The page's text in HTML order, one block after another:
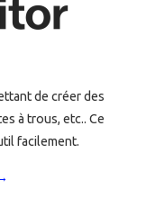
de créer des
à trous, etc.. Ce
facilement.